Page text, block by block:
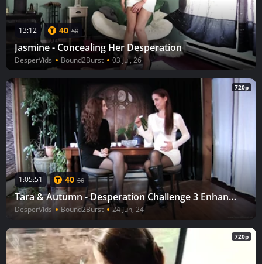
13:12 40 50
Jasmine - Concealing Her Desperation
DesperVids Bound2Burst 03 Jul, 26
720p
1:05:51 40 50
Tara & Autumn - Desperation Challenge 3 Enhanced
DesperVids Bound2Burst 24 Jun, 24
720p